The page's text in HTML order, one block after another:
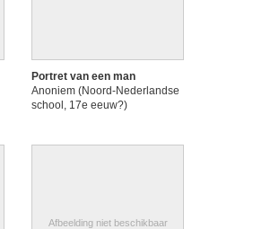
Portret van een man
Anoniem (Noord-Nederlandse
school, 17e eeuw?)
Afbeelding niet beschikbaar